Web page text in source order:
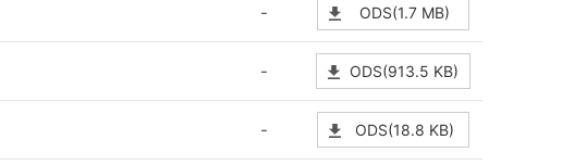
- ODS(1.7 MB)
- ODS(913.5 KB)
- ODS(18.8 KB)